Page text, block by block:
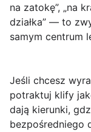
na zatokę”, „na
działka” — to
samym centrum
Jeśli chcesz
potraktuj klify
dają kierunki,
bezpośredniego